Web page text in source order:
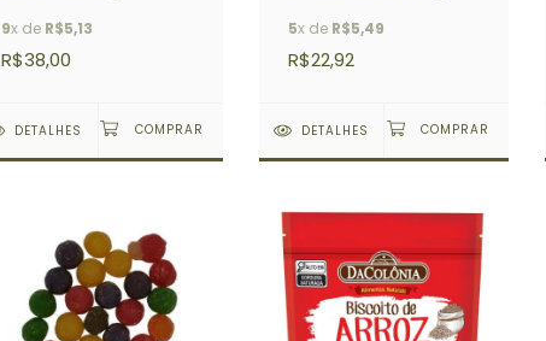
9x de R$5,13
R$38,00
DETALHES
5x de R$5,49
R$22,92
DETALHES